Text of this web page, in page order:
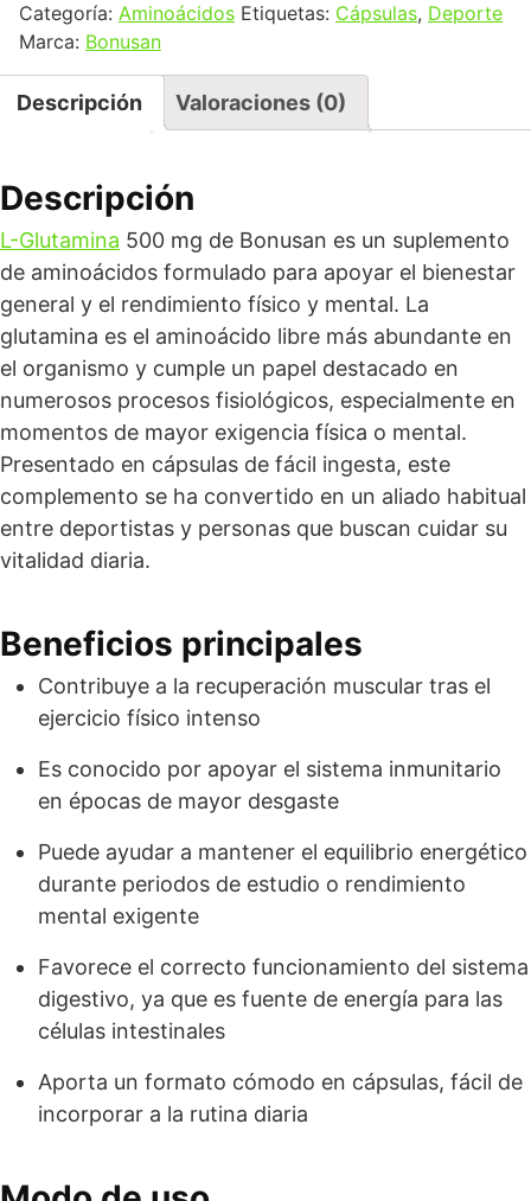
Categoría: Aminoácidos Etiquetas: Cápsulas, Deporte
Marca: Bonusan
Descripción Valoraciones (0)
Descripción
L-Glutamina 500 mg de Bonusan es un suplemento
de aminoácidos formulado para apoyar el bienestar
general y el rendimiento físico y mental. La
glutamina es el aminoácido libre más abundante en
el organismo y cumple un papel destacado en
numerosos procesos fisiológicos, especialmente en
momentos de mayor exigencia física o mental.
Presentado en cápsulas de fácil ingesta, este
complemento se ha convertido en un aliado habitual
entre deportistas y personas que buscan cuidar su
vitalidad diaria.
Beneficios principales
Contribuye a la recuperación muscular tras el
ejercicio físico intenso
Es conocido por apoyar el sistema inmunitario
en épocas de mayor desgaste
Puede ayudar a mantener el equilibrio energético
durante periodos de estudio o rendimiento
mental exigente
Favorece el correcto funcionamiento del sistema
digestivo, ya que es fuente de energía para las
células intestinales
Aporta un formato cómodo en cápsulas, fácil de
incorporar a la rutina diaria